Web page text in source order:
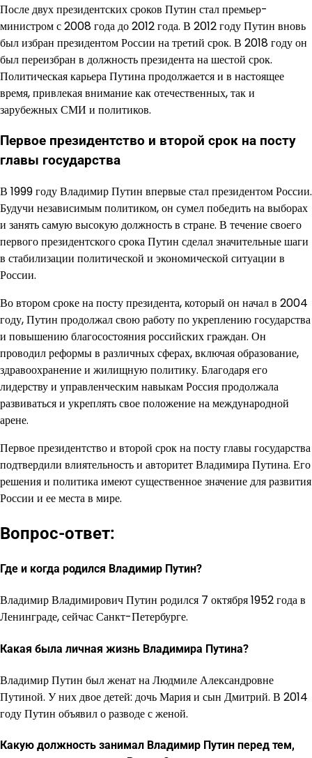
После двух президентских сроков Путин стал премьер-
министром с 2008 года до 2012 года. В 2012 году Путин вновь
был избран президентом России на третий срок. В 2018 году он
был переизбран в должность президента на шестой срок.
Политическая карьера Путина продолжается и в настоящее
время, привлекая внимание как отечественных, так и
зарубежных СМИ и политиков.
Первое президентство и второй срок на посту
главы государства
В 1999 году Владимир Путин впервые стал президентом России.
Будучи независимым политиком, он сумел победить на выборах
и занять самую высокую должность в стране. В течение своего
первого президентского срока Путин сделал значительные шаги
в стабилизации политической и экономической ситуации в
России.
Во втором сроке на посту президента, который он начал в 2004
году, Путин продолжал свою работу по укреплению государства
и повышению благосостояния российских граждан. Он
проводил реформы в различных сферах, включая образование,
здравоохранение и жилищную политику. Благодаря его
лидерству и управленческим навыкам Россия продолжала
развиваться и укреплять свое положение на международной
арене.
Первое президентство и второй срок на посту главы государства
подтвердили влиятельность и авторитет Владимира Путина. Его
решения и политика имеют существенное значение для развития
России и ее места в мире.
Вопрос-ответ:
Где и когда родился Владимир Путин?
Владимир Владимирович Путин родился 7 октября 1952 года в
Ленинграде, сейчас Санкт-Петербурге.
Какая была личная жизнь Владимира Путина?
Владимир Путин был женат на Людмиле Александровне
Путиной. У них двое детей: дочь Мария и сын Дмитрий. В 2014
году Путин объявил о разводе с женой.
Какую должность занимал Владимир Путин перед тем,